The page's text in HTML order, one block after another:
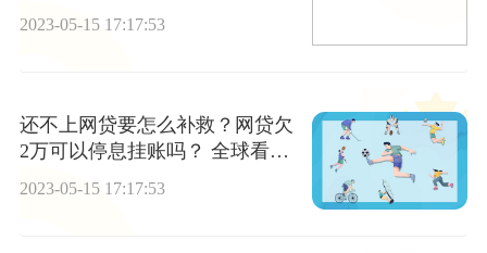
2023-05-15 17:17:53
还不上网贷要怎么补救？网贷欠
2万可以停息挂账吗？ 全球看热
讯
2023-05-15 17:17:53